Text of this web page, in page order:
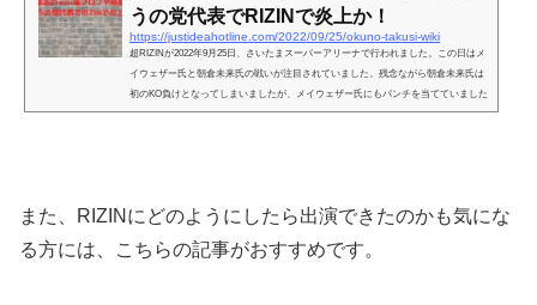
うの党代表でRIZINで炎上か！
https://justideahotline.com/2022/09/25/okuno-takusi-wiki
超RIZINが2022年9月25日、さいたまスーパーアリーナで行われました。この日はメ
イウェザー氏と朝倉未来氏の戦いが注目されていました。残念ながら朝倉未来氏は
初のKO負けとなってしまいましたが、メイウェザー氏にもパンチを当てていました
ね。 しかし、さらに残念だったのは試合前にメイウェザー氏へ花束を渡すところ、
また、RIZINにどのようにしたら出演できたのかも気にな
る方には、こちらの記事がおすすめです。